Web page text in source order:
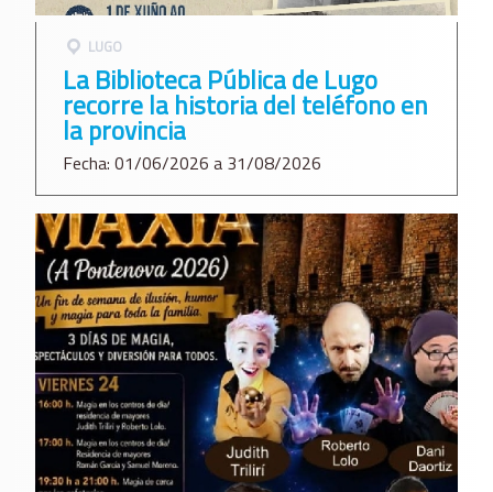
LUGO
La Biblioteca Pública de Lugo
recorre la historia del teléfono en
la provincia
Fecha: 01/06/2026 a 31/08/2026